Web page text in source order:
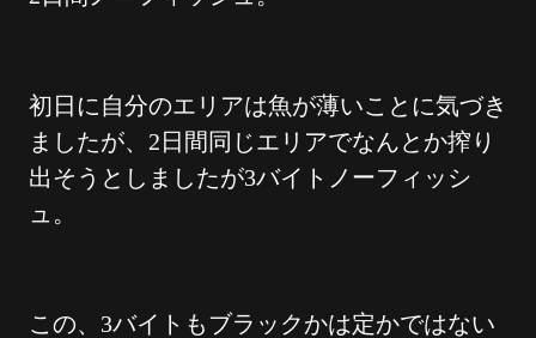
初日に自分のエリアは魚が薄いことに気づき
ましたが、2日間同じエリアでなんとか搾り
出そうとしましたが3バイトノーフィッシ
ュ。
この、3バイトもブラックかは定かではない